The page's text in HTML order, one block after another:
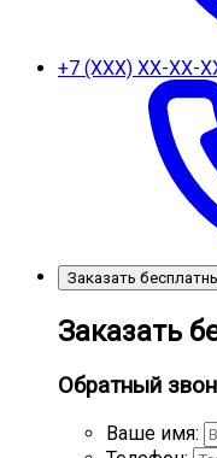
+7 (ХХХ) ХХ-ХХ-
Заказать
Заказать
Обратный
Ваше имя: